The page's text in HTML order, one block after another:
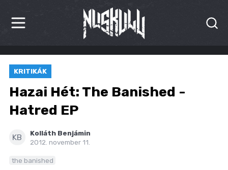
HÍREK
KRITIKÁK
BESZÁMOLÓK
KRITIKÁK
Hazai Hét: The Banished -
Hatred EP
KB
Kolláth Benjámin
2012. november 11.
the banished